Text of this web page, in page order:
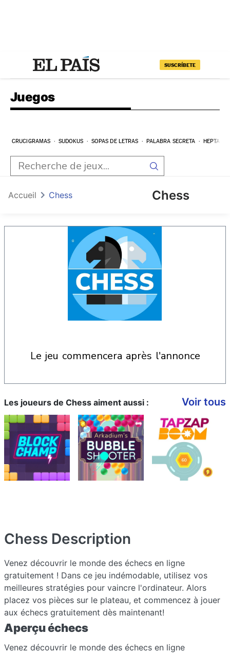
SUSCRÍBETE
Juegos
CRUCIGRAMAS SUDOKUS SOPAS DE LETRAS PALABRA SECRETA
Chess
Accueil Chess
le jeu commencera après l'annonce
Les joueurs de Chess aiment aussi : Voir tous
Chess Description
Venez découvrir le monde des échecs en ligne
gratuitement ! Dans ce jeu indémodable, utilisez vos
meilleures stratégies pour vaincre l'ordinateur. Alors
placez vos pièces sur le plateau, et commencez à jouer
aux échecs gratuitement dès maintenant!
Aperçu échecs
Venez découvrir le monde des échecs en ligne